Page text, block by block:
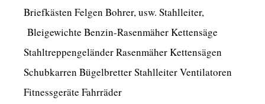
Briefkästen Felgen Bohrer, usw. Stahlleiter,
Bleigewichte Benzin-Rasenmäher Kettensäge
Stahltreppengeländer Rasenmäher Kettensägen
Schubkarren Bügelbretter Stahlleiter Ventilatoren
Fitnessgeräte Fahrräder